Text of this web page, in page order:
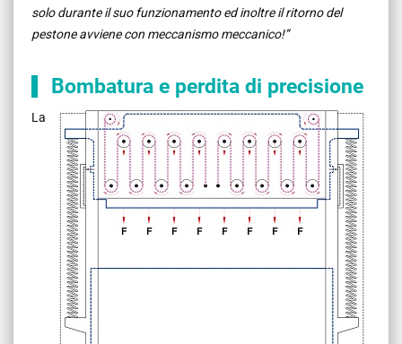
solo durante il suo funzionamento ed inoltre il ritorno del
pestone avviene con meccanismo meccanico!”
Bombatura e perdita di precisione
La